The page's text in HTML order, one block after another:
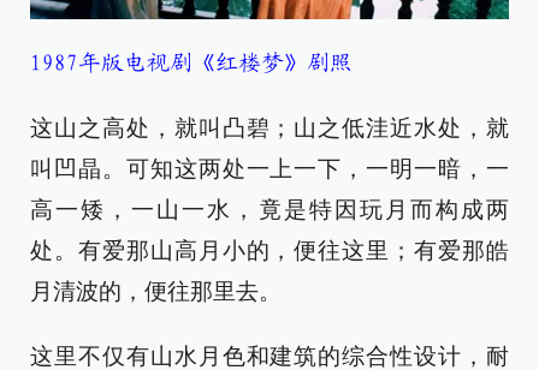
1987年版电视剧《红楼梦》剧照
这山之高处，就叫凸碧；山之低洼近水处，就
叫凹晶。可知这两处一上一下，一明一暗，一
高一矮，一山一水，竟是特因玩月而构成两
处。有爱那山高月小的，便往这里；有爱那皓
月清波的，便往那里去。
这里不仅有山水月色和建筑的综合性设计，耐